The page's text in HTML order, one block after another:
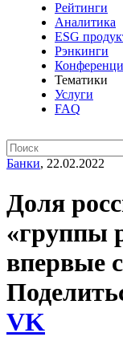
Рейтинги
Аналитика
ESG
Рэнкинги
Тематики
Услуги
FAQ
Банки, 22.02.2022
Доля
«группы
впервые
VK